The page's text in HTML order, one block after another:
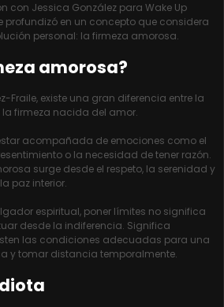
con Jessica González para Wake Up
profundizó en un concepto que considera
personal: la firmeza amorosa.
amorosa?
Fraile, existe una gran diferencia entre la
firmeza nacida del amor.
acompañada de emociones como el
o la necesidad de tener razón.
surge desde el respeto, la serenidad y
paz interior.
espiritual, poner límites no significa
desde la indiferencia. Significa
las condiciones adecuadas para una
y tomar distancia temporalmente.